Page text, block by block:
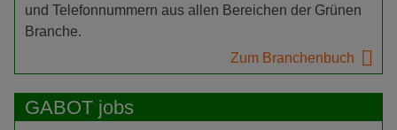
und Telefonnummern aus allen Bereichen der Grünen
Branche.
Zum Branchenbuch
GABOT jobs